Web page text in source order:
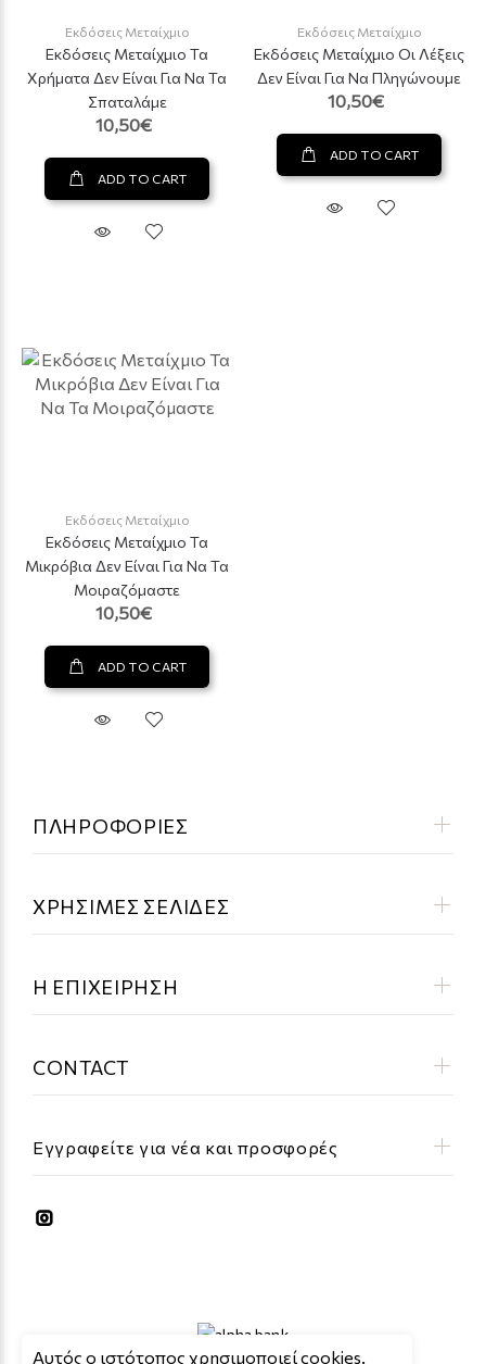
Εκδόσεις Μεταίχμιο
Εκδόσεις Μεταίχμιο Τα
Χρήματα Δεν Είναι Για Να Τα
Σπαταλάμε
10,50€
ADD TO CART
Εκδόσεις Μεταίχμιο
Εκδόσεις Μεταίχμιο Οι Λέξεις
Δεν Είναι Για Να Πληγώνουμε
10,50€
ADD TO CART
Εκδόσεις Μεταίχμιο
Εκδόσεις Μεταίχμιο Τα
Μικρόβια Δεν Είναι Για Να Τα
Μοιραζόμαστε
10,50€
ADD TO CART
Εγγραφείτε για νέα και προσφορές
ΠΛΗΡΟΦΟΡΙΕΣ
ΧΡΗΣΙΜΕΣ ΣΕΛΙΔΕΣ
Η ΕΠΙΧΕΙΡΗΣΗ
CONTACT
Aυτός ο ιστότοπος χρησιμοποιεί cookies.